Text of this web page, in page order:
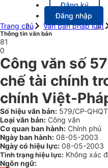
Đăng ký
Đăng nhập
Trang chủ
Văn bản pháp luật
Thông tin văn bản
81
0
Công văn số
chế tài chính
chính Việt-
Số hiệu văn bản: 579/CP-QHQT
Loại văn bản: Công văn
Cơ quan ban hành: Chính phủ
Ngày ban hành: 08-05-2003
Ngày có hiệu lực: 08-05-2003
Tình trạng hiệu lực: Không xác
Ngôn ngữ: